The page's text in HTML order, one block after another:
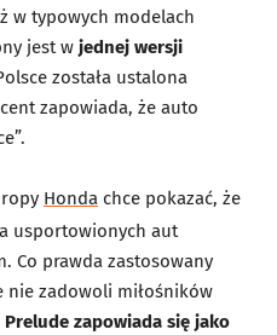
w typowych modelach
jest w jednej wersji
została ustalona
zapowiada, że auto
Honda chce pokazać, że
usportowionych aut
Co prawda zastosowany
nie zadowoli miłośników
Prelude zapowiada się jako